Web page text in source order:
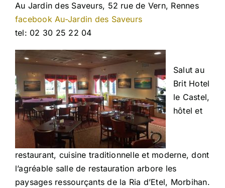
Au Jardin des Saveurs, 52 rue de Vern, Rennes
facebook Au-Jardin des Saveurs
tel: 02 30 25 22 04
Salut au
Brit Hotel
le Castel,
hôtel et
restaurant, cuisine traditionnelle et moderne, dont
l’agréable salle de restauration arbore les
paysages ressourçants de la Ria d’Etel, Morbihan.